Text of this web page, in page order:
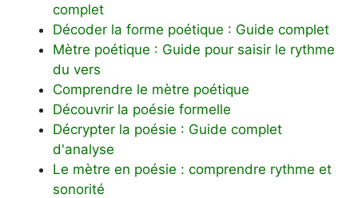
complet
Décoder la forme poétique : Guide complet
Mètre poétique : Guide pour saisir le rythme
du vers
Comprendre le mètre poétique
Découvrir la poésie formelle
Décrypter la poésie : Guide complet
d'analyse
Le mètre en poésie : comprendre rythme et
sonorité